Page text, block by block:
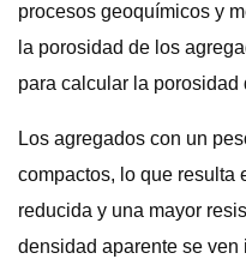
procesos geoquímicos y
la porosidad de los
para calcular la porosidad
Los agregados con un
compactos, lo que resulta
reducida y una mayor
densidad aparente se